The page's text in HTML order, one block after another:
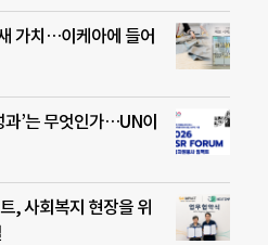
가치…이케아에 들어
과’는 무엇인가…UN이
, 사회복지 현장을 위